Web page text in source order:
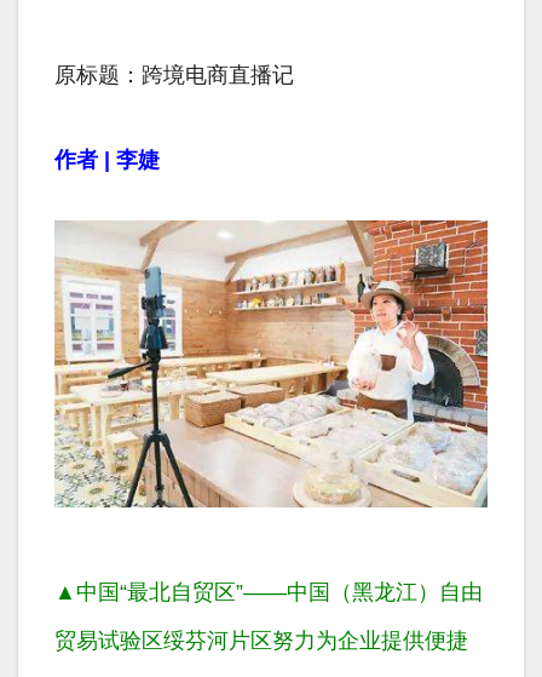
原标题：跨境电商直播记
作者 | 李婕
▲ 中国“最北自贸区”——中国（黑龙江）自由
贸易试验区绥芬河片区努力为企业提供便捷